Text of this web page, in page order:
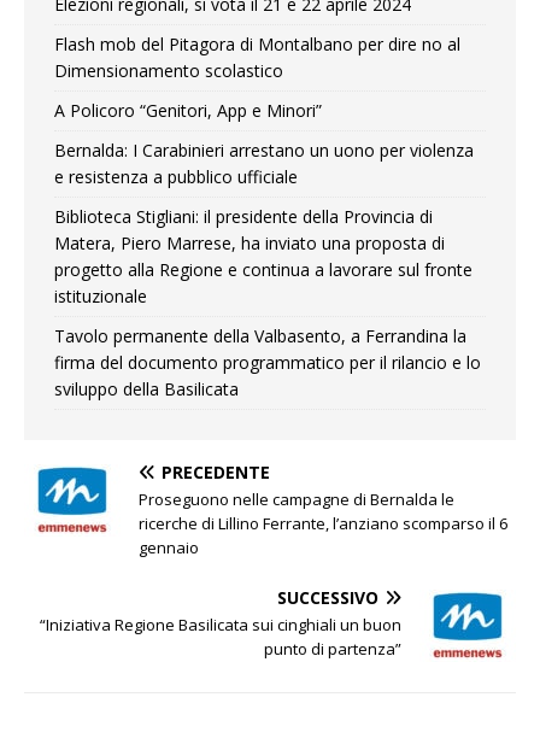
Flash mob del Pitagora di Montalbano per dire no al
Dimensionamento scolastico
A Policoro “Genitori, App e Minori”
Bernalda: I Carabinieri arrestano un uono per violenza
e resistenza a pubblico ufficiale
Biblioteca Stigliani: il presidente della Provincia di
Matera, Piero Marrese, ha inviato una proposta di
progetto alla Regione e continua a lavorare sul fronte
istituzionale
Tavolo permanente della Valbasento, a Ferrandina la
firma del documento programmatico per il rilancio e lo
sviluppo della Basilicata
PRECEDENTE
Proseguono nelle campagne di Bernalda le
ricerche di Lillino Ferrante, l’anziano scomparso il 6
gennaio
SUCCESSIVO
“Iniziativa Regione Basilicata sui cinghiali un buon
punto di partenza”